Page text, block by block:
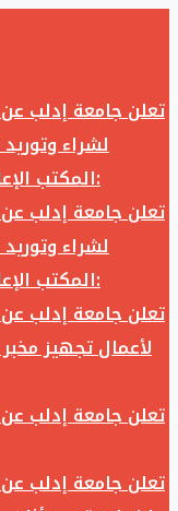
تعلن جامعة إدلب
لشراء
المكتب الإعلامي في جامعة إدلب وفق الآتي:
تعلن جامعة إدلب
لشراء
المكتب الإعلامي في جامعة إدلب وفق الآتي:
تعلن جامعة إدلب
لأعمال تجهيز
تعلن جامعة إدلب
تعلن جامعة إدلب